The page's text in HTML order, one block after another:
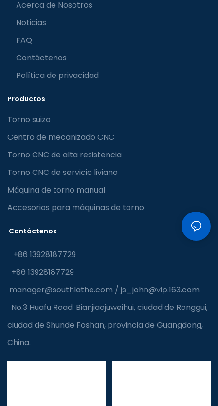
Acerca de Nosotros
Noticias
FAQ
Contáctenos
Política de privacidad
Productos
Torno suizo
Centro de mecanizado CNC
Torno CNC de alta resistencia
Torno CNC de servicio liviano
Máquina de torno manual
Accesorios para máquinas de torno
Contáctenos
+86 13928187729
+86 13928187729
manager@southlathe.com / js_john@vip.163.com
No.3 Huafu Road, Bianjiaojuweihui, ciudad de Ronggui,
ciudad de Shunde Foshan, provincia de Guangdong,
China.